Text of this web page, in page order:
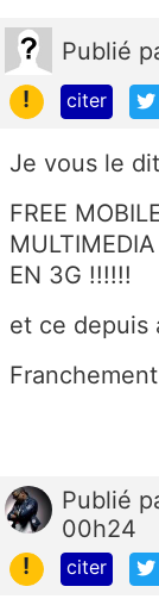
Publié
!
citer
Je vous le
FREE
EN 3G !!!!!!
et ce depuis
Publié
00h24
!
citer